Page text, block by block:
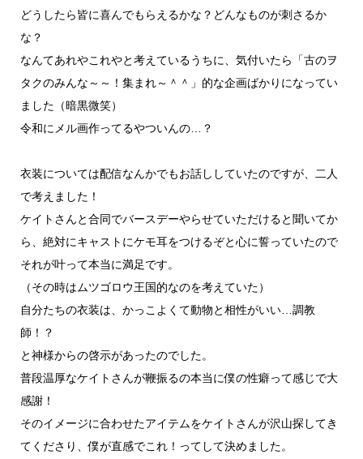
どうしたら皆に喜んでもらえるかな？どんなものが刺さるか
な？
なんてあれやこれやと考えているうちに、気付いたら「古のヲ
タクのみんな～～！集まれ～＾＾」的な企画ばかりになってい
ました（暗黒微笑）
令和にメル画作ってるやついんの…？
衣装については配信なんかでもお話ししていたのですが、二人
で考えました！
ケイトさんと合同でバースデーやらせていただけると聞いてか
ら、絶対にキャストにケモ耳をつけるぞと心に誓っていたので
それが叶って本当に満足です。
（その時はムツゴロウ王国的なのを考えていた）
自分たちの衣装は、かっこよくて動物と相性がいい…調教
師！？
と神様からの啓示があったのでした。
普段温厚なケイトさんが鞭振るの本当に僕の性癖って感じで大
感謝！
そのイメージに合わせたアイテムをケイトさんが沢山探してき
てくださり、僕が直感でこれ！ってして決めました。